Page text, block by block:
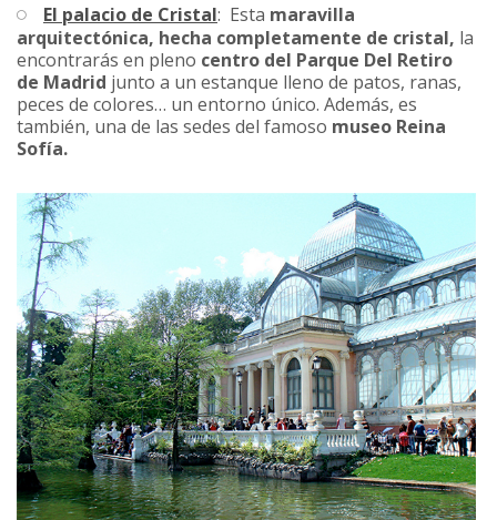
El palacio de Cristal: Esta maravilla
arquitectónica, hecha completamente de cristal, la
encontrarás en pleno centro del Parque Del Retiro
de Madrid junto a un estanque lleno de patos, ranas,
peces de colores… un entorno único. Además, es
también, una de las sedes del famoso museo Reina
Sofía.